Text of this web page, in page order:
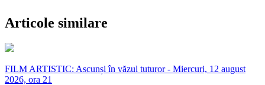
Articole similare
FILM ARTISTIC: Ascunși în văzul tuturor - Miercuri, 12 august
2026, ora 21